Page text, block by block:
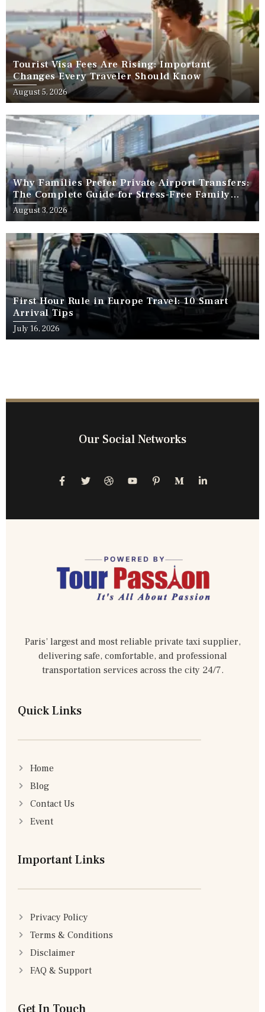
Tourist Visa Fees Are Rising: Important
Changes Every Traveler Should Know
August 5, 2026
Why Families Prefer Private Airport Transfers:
The Complete Guide for Stress-Free Family
Travel
August 3, 2026
First Hour Rule in Europe Travel: 10 Smart
Arrival Tips
July 16, 2026
Our Social Networks
Paris’ largest and most reliable private taxi supplier,
delivering safe, comfortable, and professional
transportation services across the city 24/7.
Quick Links
Home
Blog
Contact Us
Event
Important Links
Privacy Policy
Terms & Conditions
Disclaimer
FAQ & Support